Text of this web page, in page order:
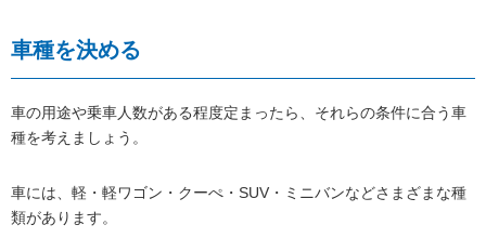
車種を決める
車の用途や乗車人数がある程度定まったら、それらの条件に合う車
種を考えましょう。
車には、軽・軽ワゴン・クーぺ・SUV・ミニバンなどさまざまな種
類があります。